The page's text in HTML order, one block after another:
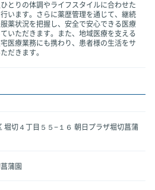
とりの体調やライフスタイルに合わせた
います。さらに薬歴管理を通じて、継続
薬状況を把握し、安全で安心できる医療
いただきます。また、地域医療を支える
医療業務にも携わり、患者様の生活をサ
だきます。
堀切４丁目５５−１６ 朝日プラザ堀切菖蒲
蒲園